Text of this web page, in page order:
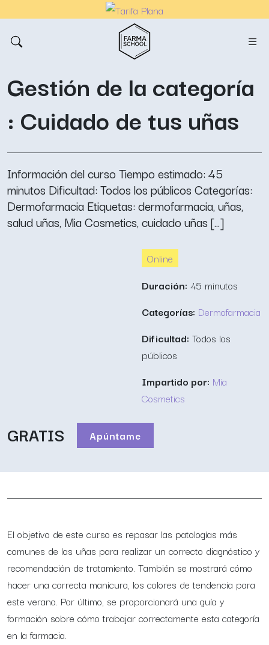
Gestión de la categoría
: Cuidado de tus uñas
Información del curso Tiempo estimado: 45
minutos Dificultad: Todos los públicos Categorías:
Dermofarmacia Etiquetas: dermofarmacia, uñas,
salud uñas, Mia Cosmetics, cuidado uñas [...]
Online
Duración: 45 minutos
Categorías: Dermofarmacia
Dificultad: Todos los
públicos
Impartido por: Mia
Cosmetics
GRATIS Apúntame
El objetivo de este curso es repasar las patologías más
comunes de las uñas para realizar un correcto diagnóstico y
recomendación de tratamiento. También se mostrará cómo
hacer una correcta manicura, los colores de tendencia para
este verano. Por último, se proporcionará una guía y
formación sobre cómo trabajar correctamente esta categoría
en la farmacia.